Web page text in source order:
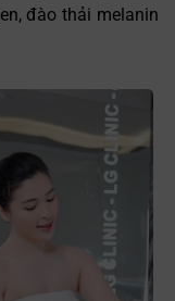
đào thải melanin